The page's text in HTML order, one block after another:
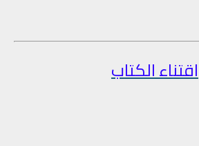
اقتناء الكتاب